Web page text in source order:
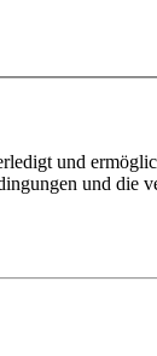
und
und die